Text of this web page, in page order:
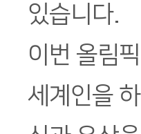
있습니다.
이번 올림
세계인을